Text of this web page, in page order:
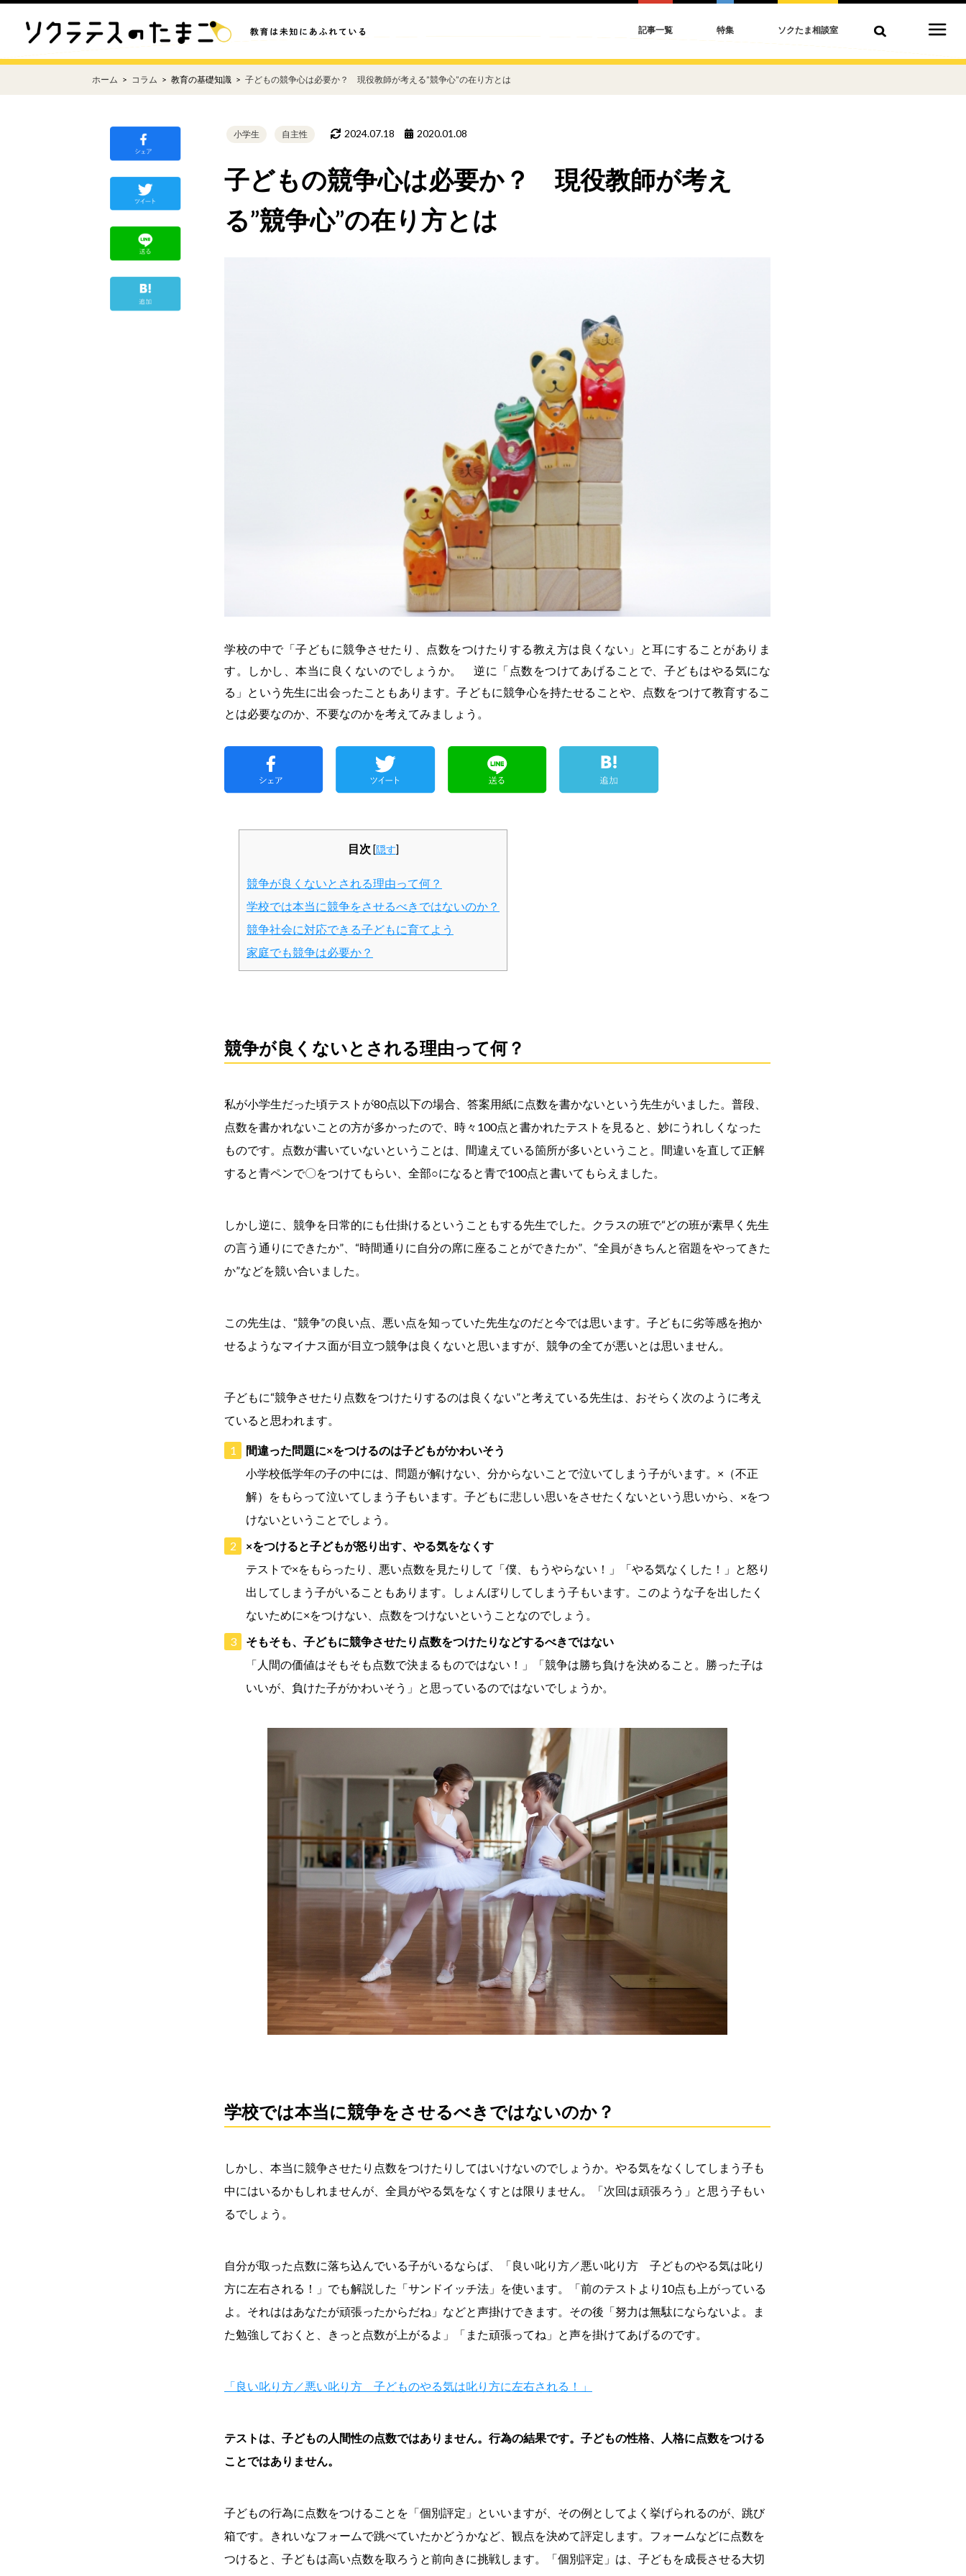
ホーム コラム 教育の基礎知識 子どもの競争心は必要か？ 現役教師が考える”競争心”の在り方とは
小学生 自主性 2024.07.18 2020.01.08
子どもの競争心は必要か？ 現役教師が考え
る”競争心”の在り方とは
学校の中で「子どもに競争させたり、点数をつけたりする教え方は良くない」と耳にすることがありま
す。しかし、本当に良くないのでしょうか。 逆に「点数をつけてあげることで、子どもはやる気にな
る」という先生に出会ったこともあります。子どもに競争心を持たせることや、点数をつけて教育するこ
とは必要なのか、不要なのかを考えてみましょう。
目次 [隠す
競争が良くないとされる理由って何？
学校では本当に競争をさせるべきではないのか？
競争社会に対応できる子どもに育てよう
家庭でも競争は必要か？
競争が良くないとされる理由って何？
私が小学生だった頃テストが80点以下の場合、答案用紙に点数を書かないという先生がいました。普段、
点数を書かれないことの方が多かったので、時々100点と書かれたテストを見ると、妙にうれしくなった
ものです。点数が書いていないということは、間違えている箇所が多いということ。間違いを直して正解
すると青ペンで〇をつけてもらい、全部○になると青で100点と書いてもらえました。
しかし逆に、競争を日常的にも仕掛けるということもする先生でした。クラスの班で“どの班が素早く先生
の言う通りにできたか”、“時間通りに自分の席に座ることができたか”、“全員がきちんと宿題をやってきた
か”などを競い合いました。
この先生は、“競争”の良い点、 悪い点を知っていた先生なのだと今では思います。子どもに劣等感を抱か
せるようなマイナス面が目立つ競争は良くないと思いますが、競争の全てが悪いとは思いません。
子どもに“競争させたり点数をつけたりするのは良くない”と考えている先生は、おそらく次のように考え
ていると思われます。
間違った問題に×をつけるのは子どもがかわいそう
小学校低学年の子の中には、問題が解けない、分からないことで泣いてしまう子がいます。×（不正
解）をもらって泣いてしまう子もいます。子どもに悲しい思いをさせたくないという思いから、×をつ
けないということでしょう。
×をつけると子どもが怒り出す、やる気をなくす
テストで×をもらったり、悪い点数を見たりして「僕、もうやらない！」「やる気なくした！」と怒り
出してしまう子がいることもあります。しょんぼりしてしまう子もいます。このような子を出したく
ないために×をつけない、点数をつけないということなのでしょう。
そもそも、子どもに競争させたり点数をつけたりなどするべきではない
「人間の価値はそもそも点数で決まるものではない！」「競争は勝ち負けを決めること。勝った子は
いいが、負けた子がかわいそう」と思っているのではないでしょうか。
学校では本当に競争をさせるべきではないのか？
しかし、本当に競争させたり点数をつけたりしてはいけないのでしょうか。やる気をなくしてしまう子も
中にはいるかもしれませんが、全員がやる気をなくすとは限りません。「次回は頑張ろう」と思う子もい
るでしょう。
自分が取った点数に落ち込んでいる子がいるならば、「良い叱り方／悪い叱り方 子どものやる気は叱り
方に左右される！」でも解説した「サンドイッチ法」を使います。「前のテストより10点も上がっている
よ。それははあなたが頑張ったからだね」などと声掛けできます。その後「努力は無駄にならないよ。ま
た勉強しておくと、きっと点数が上がるよ」「また頑張ってね」と声を掛けてあげるのです。
「良い叱り方／悪い叱り方 子どものやる気は叱り方に左右される！」
テストは、子どもの人間性の点数ではありません。行為の結果です。子どもの性格、人格に点数をつける
ことではありません。
子どもの行為に点数をつけることを「個別評定」といいますが、その例としてよく挙げられるのが、跳び
箱です。きれいなフォームで跳べていたかどうかなど、観点を決めて評定します。フォームなどに点数を
つけると、子どもは高い点数を取ろうと前向きに挑戦します。「個別評定」は、子どもを成長させる大切
記事一覧 特集 ソクたま相談室